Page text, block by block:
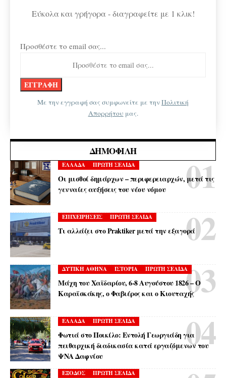
Εύκολα και γρήγορα - διαγραφείτε με 1 κλικ!
Προσθέστε το email σας...
Με την εγγραφή σας συμφωνείτε με τηνΠολιτική
Απορρήτου μας.
ΔΗΜΟΦΙΛΉ
ΕΛΛΑΔΑ ΠΡΩΤΗ ΣΕΛΙΔΑ
Οι μισθοί δημάρχων – περιφερειαρχών, μετά τις
γενναίες αυξήσεις του νέου νόμου
ΕΠΙΧΕΙΡΗΣΕΙΣ ΠΡΩΤΗ ΣΕΛΙΔΑ
Τι αλλάζει στο Praktiker μετά την εξαγορά
ΔΥΤΙΚΗ ΑΘΗΝΑ ΙΣΤΟΡΙΑ ΠΡΩΤΗ ΣΕΛΙΔΑ
Μάχη του Χαϊδαρίου, 6-8 Αυγούστου 1826 – Ο
Καραϊσκάκης, ο Φαβιέρος και ο Κιουταχής
ΕΛΛΑΔΑ ΠΡΩΤΗ ΣΕΛΙΔΑ
Φωτιά στο Ποικίλο: Εντολή Γεωργιάδη για
πειθαρχική διαδικασία κατά εργαζόμενων του
ΨΝΑ Δαφνίου
ΕΞΟΔΟΣ ΠΡΩΤΗ ΣΕΛΙΔΑ